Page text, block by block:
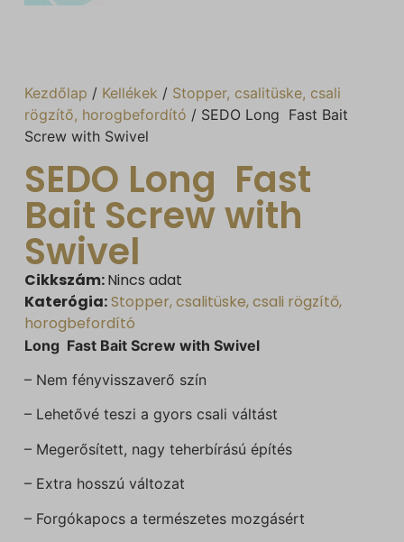
Kezdőlap / Kellékek / Stopper, csalitüske, csali
rögzítő, horogbefordító / SEDO Long Fast Bait
Screw with Swivel
SEDO Long Fast
Bait Screw with
Swivel
Cikkszám:Nincs adat
Katerógia:Stopper, csalitüske, csali rögzítő,
horogbefordító
Long Fast Bait Screw with Swivel
– Nem fényvisszaverő szín
– Lehetővé teszi a gyors csali váltást
– Megerősített, nagy teherbírású építés
– Extra hosszú változat
– Forgókapocs a természetes mozgásért